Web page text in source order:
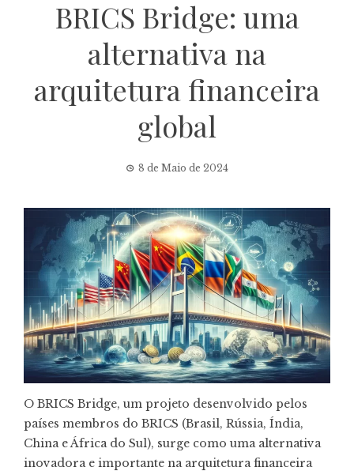
BRICS Bridge: uma
alternativa na
arquitetura financeira
global
8 de Maio de 2024
O BRICS Bridge, um projeto desenvolvido pelos
países membros do BRICS (Brasil, Rússia, Índia,
China e África do Sul), surge como uma alternativa
inovadora e importante na arquitetura financeira